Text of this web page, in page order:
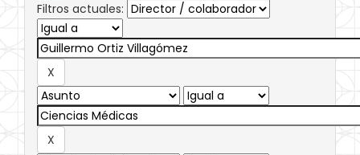
Filtros actuales: